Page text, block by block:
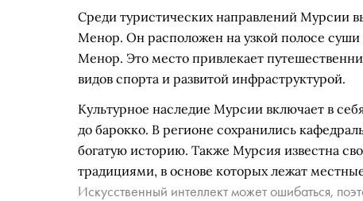
Среди туристических направлений Мурсии
Менор. Он расположен на узкой полосе
Менор. Это место привлекает
видов спорта и развитой инфраструктурой.
Культурное наследие Мурсии включает в
до барокко. В регионе сохранились
богатую историю. Также Мурсия известна
традициями, в основе которых лежат
Искусственный интеллект может ошибаться,